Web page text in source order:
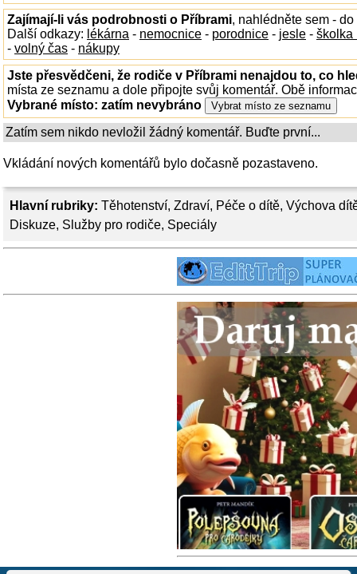
Hlavní rubriky: Těhotenství, Zdraví, Péče o dítě, Výchova
Diskuze, Služby pro rodiče, Speciály
Zajímají-li vás podrobnosti o Příbrami, nahlédněte sem - do
Další odkazy: lékárna - nemocnice - porodnice - jesle - školka
- volný čas - nákupy
Jste přesvědčeni, že rodiče v Příbrami nenajdou to, co
místa ze seznamu a dole připojte svůj komentář. Obě
Vybrané místo: zatím nevybráno
Zatím sem nikdo nevložil žádný komentář. Buďte první...
Vkládání nových komentářů bylo dočasně pozastaveno.